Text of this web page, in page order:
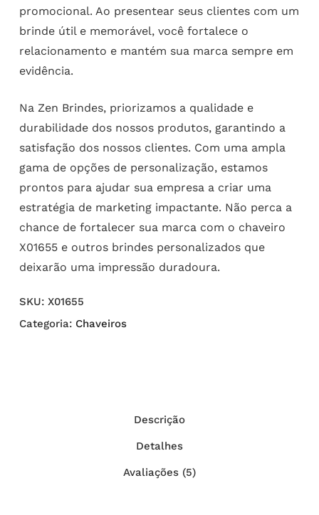
promocional. Ao presentear seus clientes com um
brinde útil e memorável, você fortalece o
relacionamento e mantém sua marca sempre em
evidência.
Na Zen Brindes, priorizamos a qualidade e
durabilidade dos nossos produtos, garantindo a
satisfação dos nossos clientes. Com uma ampla
gama de opções de personalização, estamos
prontos para ajudar sua empresa a criar uma
estratégia de marketing impactante. Não perca a
chance de fortalecer sua marca com o chaveiro
X01655 e outros brindes personalizados que
deixarão uma impressão duradoura.
SKU: X01655
Categoria: Chaveiros
Descrição
Detalhes
Avaliações (5)